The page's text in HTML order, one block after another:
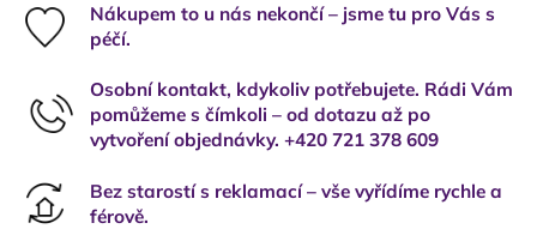
Nákupem to u nás nekončí – jsme tu pro Vás s
péčí.
Osobní kontakt, kdykoliv potřebujete. Rádi Vám
pomůžeme s čímkoli – od dotazu až po
vytvoření objednávky. +420 721 378 609
Bez starostí s reklamací – vše vyřídíme rychle a
férově.